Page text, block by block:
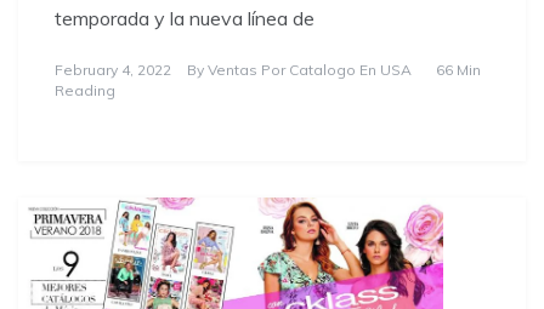
temporada y la nueva línea de
February 4, 2022 By Ventas Por Catalogo En USA
66 Min
Reading